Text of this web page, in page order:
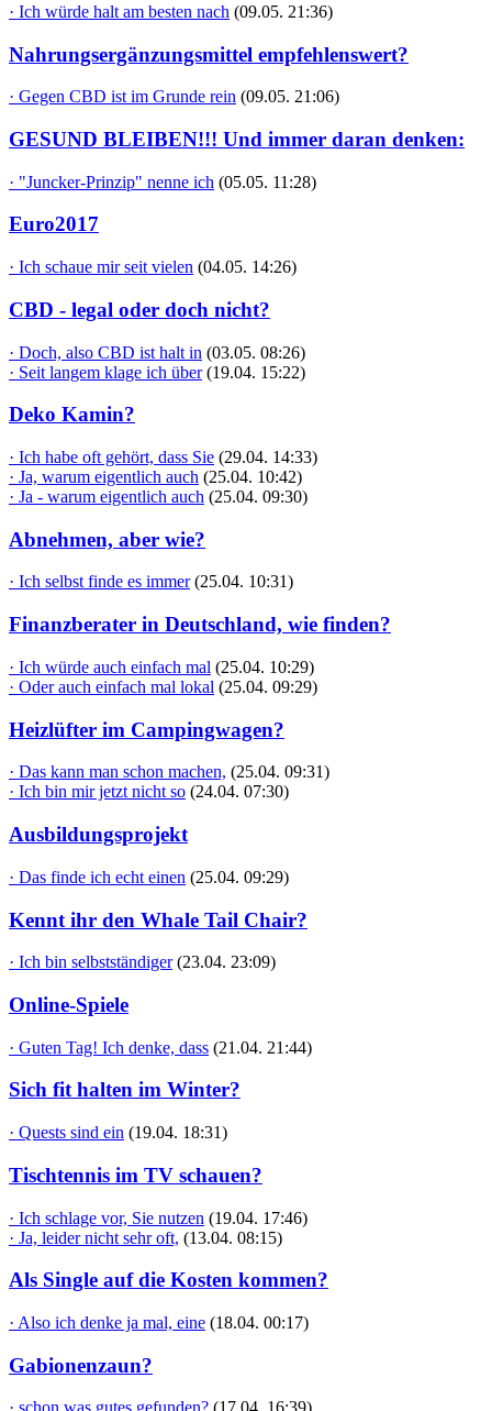
· Ich würde halt am besten nach (09.05. 21:36)
Nahrungsergänzungsmittel empfehlenswert?
· Gegen CBD ist im Grunde rein (09.05. 21:06)
GESUND BLEIBEN!!! Und immer daran denken:
· "Juncker-Prinzip" nenne ich (05.05. 11:28)
Euro2017
· Ich schaue mir seit vielen (04.05. 14:26)
CBD - legal oder doch nicht?
· Doch, also CBD ist halt in (03.05. 08:26)
· Seit langem klage ich über (19.04. 15:22)
Deko Kamin?
· Ich habe oft gehört, dass Sie (29.04. 14:33)
· Ja, warum eigentlich auch (25.04. 10:42)
· Ja - warum eigentlich auch (25.04. 09:30)
Abnehmen, aber wie?
· Ich selbst finde es immer (25.04. 10:31)
Finanzberater in Deutschland, wie finden?
· Ich würde auch einfach mal (25.04. 10:29)
· Oder auch einfach mal lokal (25.04. 09:29)
Heizlüfter im Campingwagen?
· Das kann man schon machen, (25.04. 09:31)
· Ich bin mir jetzt nicht so (24.04. 07:30)
Ausbildungsprojekt
· Das finde ich echt einen (25.04. 09:29)
Kennt ihr den Whale Tail Chair?
· Ich bin selbstständiger (23.04. 23:09)
Online-Spiele
· Guten Tag! Ich denke, dass (21.04. 21:44)
Sich fit halten im Winter?
· Quests sind ein (19.04. 18:31)
Tischtennis im TV schauen?
· Ich schlage vor, Sie nutzen (19.04. 17:46)
· Ja, leider nicht sehr oft, (13.04. 08:15)
Als Single auf die Kosten kommen?
· Also ich denke ja mal, eine (18.04. 00:17)
Gabionenzaun?